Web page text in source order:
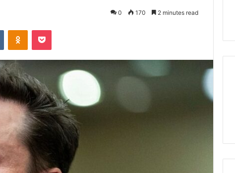
0 170 2 minutes read
VKontakteOdnoklassniki
Pocket